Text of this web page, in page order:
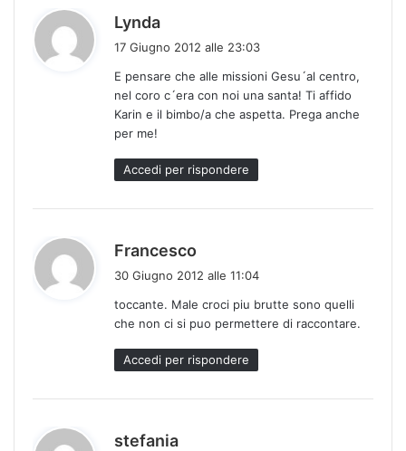
Lynda
e
t
t
:
17 Giugno 2012 alle 23:03
E pensare che alle missioni Gesu´al centro,
nel coro c´era con noi una santa! Ti affido
Karin e il bimbo/a che aspetta. Prega anche
per me!
Accedi per rispondere
Francesco
e
t
t
o
30 Giugno 2012 alle 11:04
toccante. Male croci piu brutte sono quelli
che non ci si puo permettere di raccontare.
Accedi per rispondere
stefania